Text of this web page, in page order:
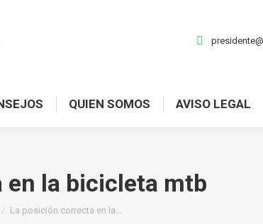
QUIEN SOMOS AVISO LEGAL
en la bicicleta mtb
La posición correcta en la…